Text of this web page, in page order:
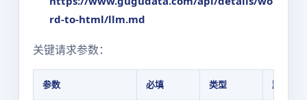
rd-to-html/llm.md
关键请求参数：
参数 必填 类型 默认值